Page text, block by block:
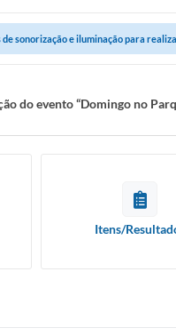
sonorização e iluminação para
do evento “Domingo no
Itens/